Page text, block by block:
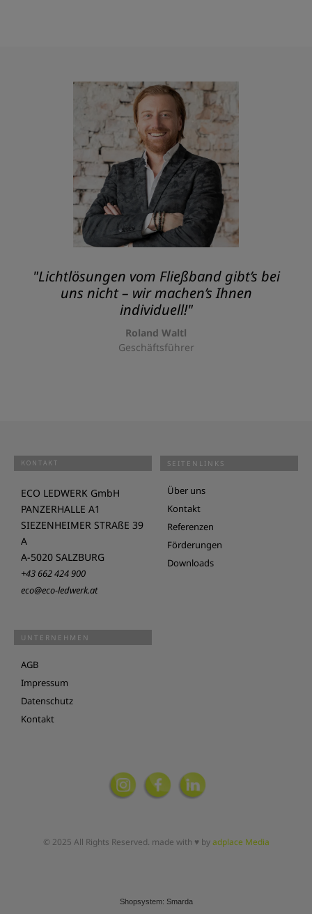
"Lichtlösungen vom Fließband gibt’s bei
uns nicht – wir machen’s Ihnen
individuell!"
Roland Waltl
Geschäftsführer
KONTAKT
ECO LEDWERK GmbH
PANZERHALLE A1
SIEZENHEIMER STRAßE 39
A
A-5020 SALZBURG
+43 662 424 900
eco@eco-ledwerk.at
SEITENLINKS
Über uns
Kontakt
Referenzen
Förderungen
Downloads
UNTERNEHMEN
AGB
Impressum
Datenschutz
Kontakt
© 2025 All Rights Reserved. made with ♥ byadplace Media
Shopsystem: Smarda